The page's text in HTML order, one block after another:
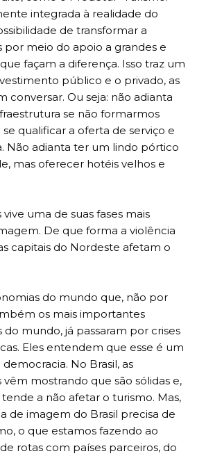
integrada à realidade do
de transformar a
por meio do apoio a grandes e
façam a diferença. Isso traz um
público e o privado, as
conversar. Ou seja: não adianta
se não formarmos
qualificar a oferta de serviço e
Não adianta ter um lindo pórtico
mas oferecer hotéis velhos e
uma de suas fases mais
De que forma a violência
capitais do Nordeste afetam o
do mundo que, não por
os mais importantes
do mundo, já passaram por crises
Eles entendem que esse é um
No Brasil, as
mostrando que são sólidas e,
a não afetar o turismo. Mas,
de imagem do Brasil precisa de
o que estamos fazendo ao
rotas com países parceiros, do